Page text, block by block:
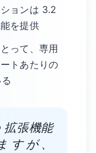
ョンは 3.2
を提供
って、専用
トあたりの
拡張機能
すが、